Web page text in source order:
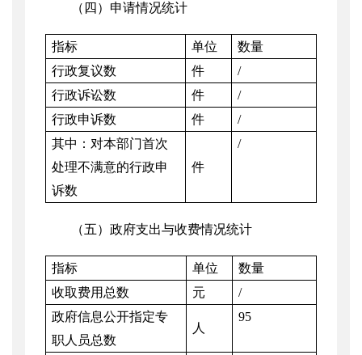
（四）申请情况统计
指标 单位
数量
行政复议数
件
/
行政诉讼数
件
/
行政申诉数
件
/
其中：对本部门首次
处理不满意的行政申
诉数
件
/
（五）政府支出与收费情况统计
指标 单位
数量
收取费用总数
元
/
政府信息公开指定专
职人员总数
人
95